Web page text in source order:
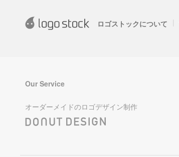
ロゴストックについて |
Our Service
オーダーメイドのロゴデザイン制作